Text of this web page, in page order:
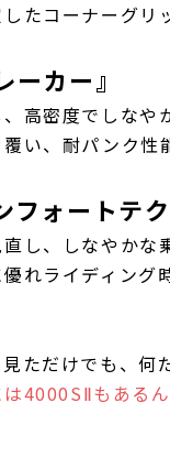
たコーナーグリ
ーカー』
高密度でしなや
い、耐パンク性
フォートテ
し、しなやかな
れライディング
ただけでも、何
4000SⅡもある